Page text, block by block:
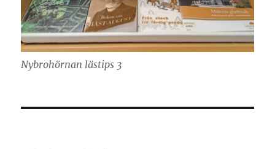
Nybrohörnan lästips 3